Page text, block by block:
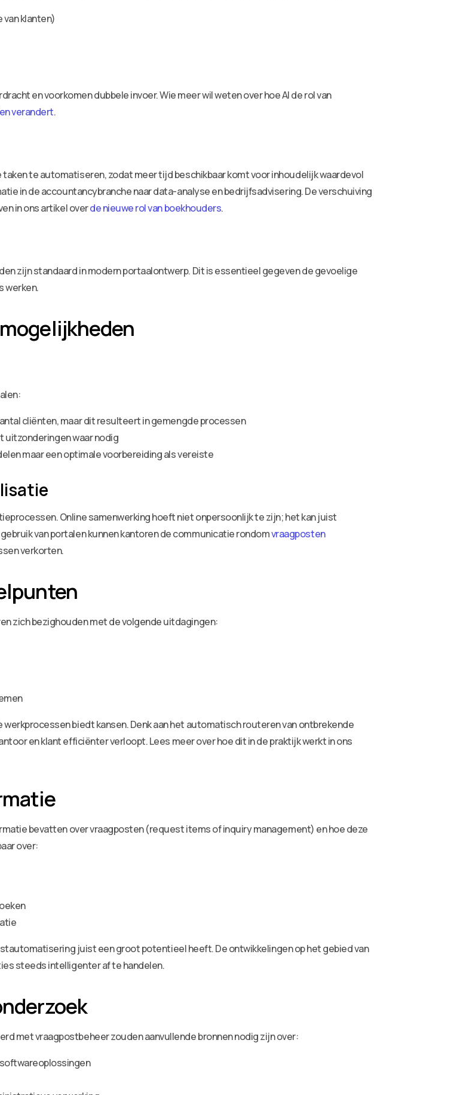
klanten)
en voorkomen dubbele invoer. Wie meer wil weten over hoe AI de rol van
verandert.
te automatiseren, zodat meer tijd beschikbaar komt voor inhoudelijk waardevol
in de accountancybranche naar data-analyse en bedrijfsadvisering. De verschuiving
in ons artikel overde nieuwe rol van boekhouders.
zijn standaard in modern portaalontwerp. Dit is essentieel gegeven de gevoelige
werken.
cliënten, maar dit resulteert in gemengde processen
uitzonderingen waar nodig
maar een optimale voorbereiding als vereiste
Online samenwerking hoeft niet onpersoonlijk te zijn; het kan juist
van portalen kunnen kantoren de communicatie rondomvraagposten
verkorten.
zich bezighouden met de volgende uitdagingen:
biedt kansen. Denk aan het automatisch routeren van ontbrekende
en klant efficiënter verloopt. Lees meer over hoe dit in de praktijk werkt in ons
bevatten over vraagposten (request items of inquiry management) en hoe deze
over:
juist een groot potentieel heeft. De ontwikkelingen op het gebied van
steeds intelligenter af te handelen.
met vraagpostbeheer zouden aanvullende bronnen nodig zijn over: